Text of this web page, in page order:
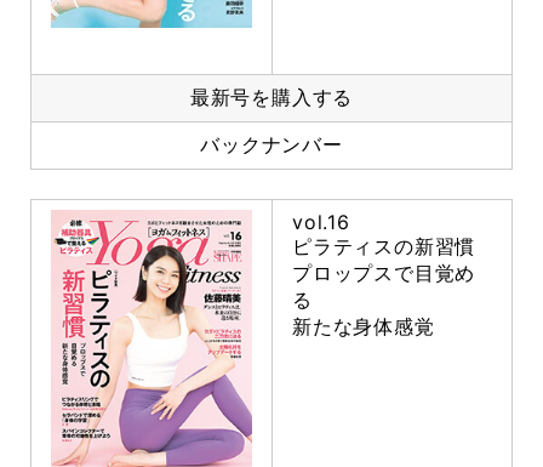
最新号を購入する
バックナンバー
vol.16
ピラティスの新習慣
プロップスで目覚め
る
新たな身体感覚